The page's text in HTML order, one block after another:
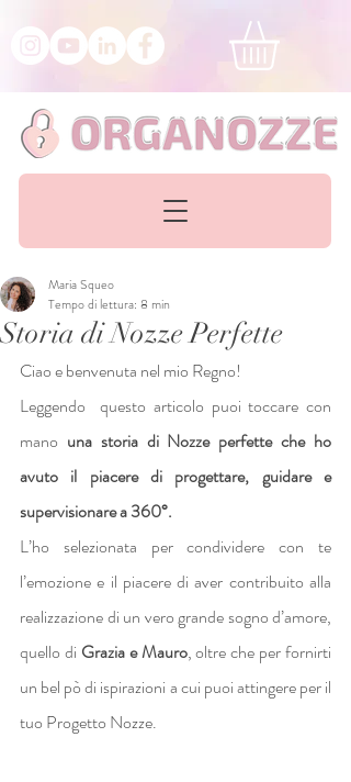
Storia di Nozze Perfette
Maria Squeo
Tempo di lettura: 8 min
Ciao e benvenuta nel mio Regno!
Leggendo  questo articolo puoi toccare con
mano una storia di Nozze perfette che ho
avuto il piacere di progettare, guidare e
supervisionare a 360°.
L’ho selezionata per condividere con te
l’emozione e il piacere di aver contribuito alla
realizzazione di un vero grande sogno d’amore,
quello di Grazia e Mauro, oltre che per fornirti
un bel pò di ispirazioni a cui puoi attingere per il
tuo Progetto Nozze.